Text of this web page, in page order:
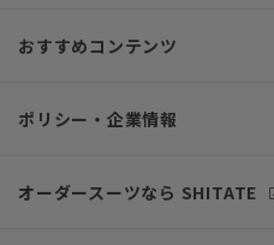
おすすめコンテンツ
ポリシー・企業情報
オーダースーツなら SHITATE